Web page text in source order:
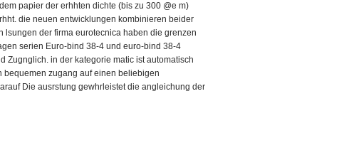
papier der erhhten dichte (bis zu 300 @e m)
die neuen entwicklungen kombinieren beider
der firma eurotecnica haben die grenzen
serien Euro-bind 38-4 und euro-bind 38-4
Zugnglich. in der kategorie matic ist automatisch
bequemen zugang auf einen beliebigen
Die ausrstung gewhrleistet die angleichung der